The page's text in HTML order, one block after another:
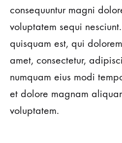
consequuntur magni
voluptatem sequi
quisquam est, qui
amet, consectetur,
numquam eius modi
et dolore magnam
voluptatem.